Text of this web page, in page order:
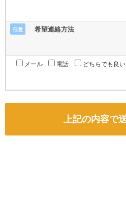
任意 希望連絡方法
メール 電話 どちらでも良い